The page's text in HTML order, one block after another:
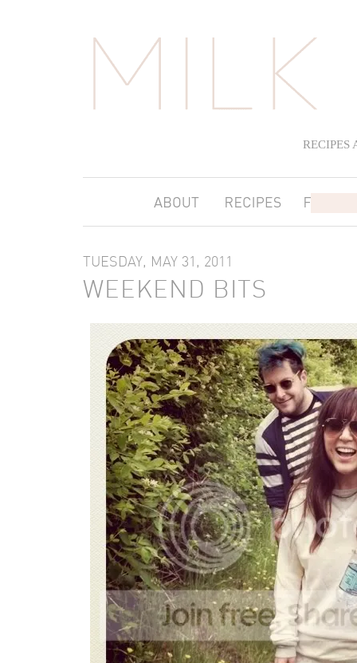
RECIPES
TUESDAY, MAY 31, 2011
WEEKEND BITS